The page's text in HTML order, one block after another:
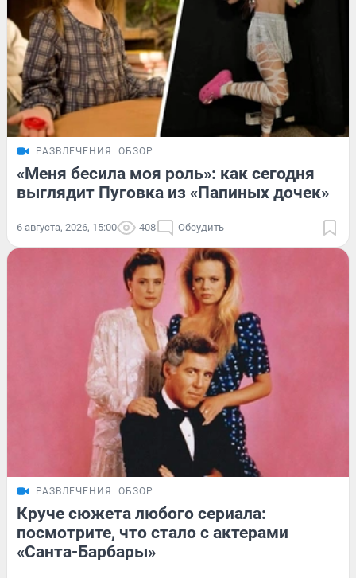
РАЗВЛЕЧЕНИЯ ОБЗОР
«Меня бесила моя роль»: как сегодня
выглядит Пуговка из «Папиных дочек»
6 августа, 2026, 15:00 408 Обсудить
РАЗВЛЕЧЕНИЯ ОБЗОР
Круче сюжета любого сериала:
посмотрите, что стало с актерами
«Санта-Барбары»